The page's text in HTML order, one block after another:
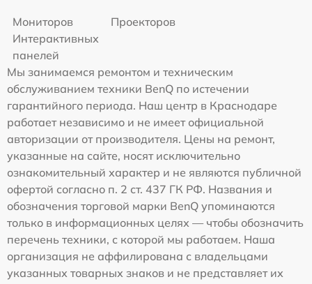
Мониторов
Проекторов
Интерактивных
панелей
Мы занимаемся ремонтом и техническим
обслуживанием техники BenQ по истечении
гарантийного периода. Наш центр в Краснодаре
работает независимо и не имеет официальной
авторизации от производителя. Цены на ремонт,
указанные на сайте, носят исключительно
ознакомительный характер и не являются публичной
офертой согласно п. 2 ст. 437 ГК РФ. Названия и
обозначения торговой марки BenQ упоминаются
только в информационных целях — чтобы обозначить
перечень техники, с которой мы работаем. Наша
организация не аффилирована с владельцами
указанных товарных знаков и не представляет их